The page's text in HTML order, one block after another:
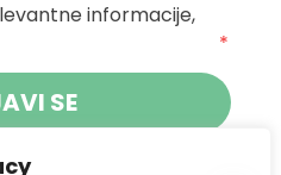
informacije,
*
SE